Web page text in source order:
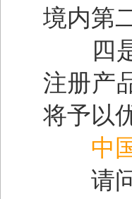
境内第
四是
注册产
将予以
中
请问